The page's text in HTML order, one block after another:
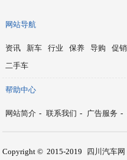
网站导航
资讯 新车 行业 保养 导购 促销
二手车
帮助中心
网站简介 - 联系我们 - 广告服务 -
Copyright © 2015-2019 四川汽车网